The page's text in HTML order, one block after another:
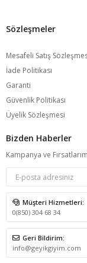
Sözleşmeler
Mesafeli Satış
İade Politikası
Garanti
Güvenlik Politikası
Üyelik Sözleşmesi
Bizden Haberler
Kampanya ve
Müşteri Hizmetleri:
0(850) 304 68 34
Geri Bildirim:
info@geyikgiyim.com